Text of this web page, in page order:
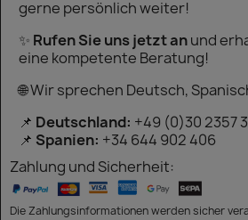
gerne persönlich weiter!
✨ Rufen Sie uns jetzt anund
eine kompetente Beratung!
🌐 Wir sprechen Deutsch,
📌 Deutschland: +49 (0)30 2357
📌 Spanien: +34 644 902 406
Zahlung und Sicherheit:
Die Zahlungsinformationen werden sicher